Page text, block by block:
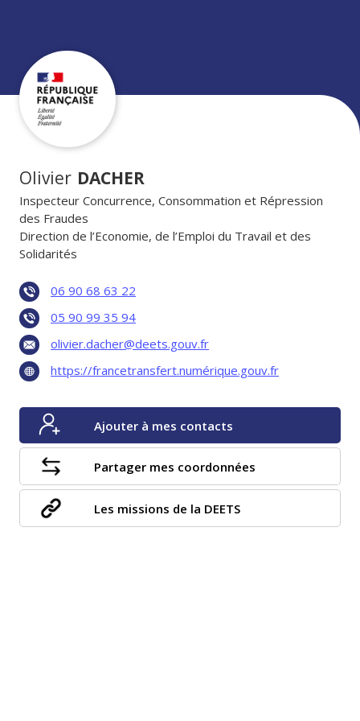
Olivier DACHER
Inspecteur Concurrence, Consommation et Répression
des Fraudes
Direction de l’Economie, de l’Emploi du Travail et des
Solidarités
06 90 68 63 22
05 90 99 35 94
olivier.dacher@deets.gouv.fr
https://francetransfert.numérique.gouv.fr
Ajouter à mes contacts
Partager mes coordonnées
Les missions de la DEETS